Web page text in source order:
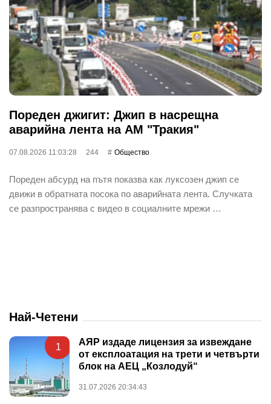
Пореден джигит: Джип в насрещна
аварийна лента на АМ "Тракия"
07.08.2026 11:03:28 244 Общество
Пореден абсурд на пътя показва как луксозен джип се
движи в обратната посока по аварийната лента. Случката
се разпространява с видео в социалните мрежи …
Най-Четени
1
АЯР издаде лицензия за извеждане
от експлоатация на трети и четвърти
блок на АЕЦ „Козлодуй“
31.07.2026 20:34:43